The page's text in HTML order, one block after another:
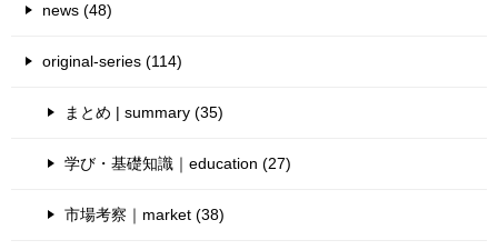
news (48)
original-series (114)
まとめ | summary (35)
学び・基礎知識｜education (27)
市場考察｜market (38)